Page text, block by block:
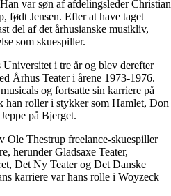
var søn af afdelingsleder Christian
født Jensen. Efter at have taget
del af det århusianske musikliv,
som skuespiller.
i tre år og blev derefter
Århus Teater i årene 1973-1976.
og fortsatte sin karriere på
roller i stykker som Hamlet, Don
på Bjerget.
Ole Thestrup freelance-skuespiller
herunder Gladsaxe Teater,
Det Ny Teater og Det Danske
karriere var hans rolle i Woyzeck